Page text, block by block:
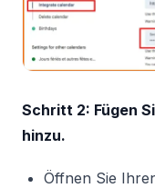
Schritt 2: Fügen
hinzu.
Öffnen Sie